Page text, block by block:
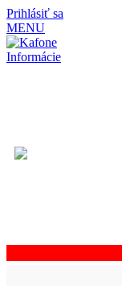
Prihlásiť sa
MENU
Informácie